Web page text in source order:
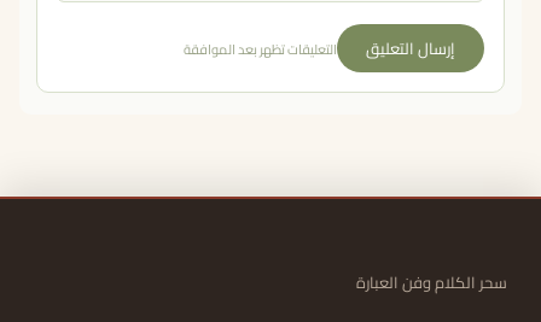
إرسال التعليق التعليقات تظهر بعد الموافقة
سحر الكلام وفن العبارة